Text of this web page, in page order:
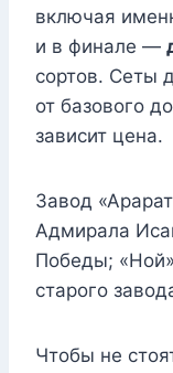
включая
и в финале —
сортов. Сеты
от базового
зависит цена.
Завод
Адмирала
Победы;
старого
Чтобы не